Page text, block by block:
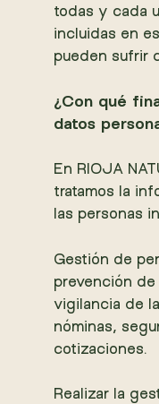
todas y cada
incluidas en
pueden sufrir
¿Con qué
datos
En RIOJA
tratamos la
las personas
Gestión de
prevención
vigilancia de
nóminas,
cotizaciones.
Realizar la